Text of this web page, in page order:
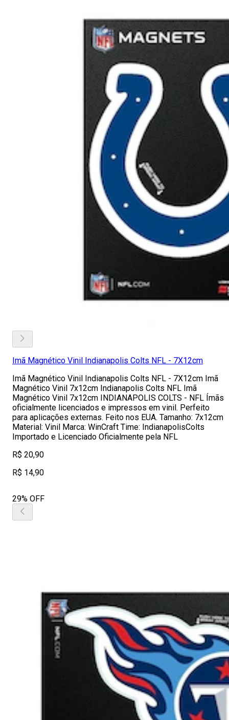
Imã Magnético Vinil Indianapolis Colts NFL - 7X12cm
Imã Magnético Vinil Indianapolis Colts NFL - 7X12cm Imã
Magnético Vinil 7x12cm Indianapolis Colts NFL Imã
Magnético Vinil 7x12cm INDIANAPOLIS COLTS - NFL Ímãs
oficialmente licenciados e impressos em vinil. Perfeito
para aplicações externas. Feito nos EUA. Tamanho: 7x12cm
Material: Vinil Marca: WinCraft Time: IndianapolisColts
Importado e Licenciado Oficialmente pela NFL
R$ 20,90
R$ 14,90
29% OFF